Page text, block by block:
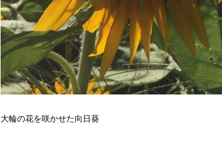
大輪の花を咲かせた向日葵